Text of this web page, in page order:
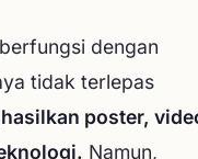
dengan
tidak terlepas
poster,
Namun,